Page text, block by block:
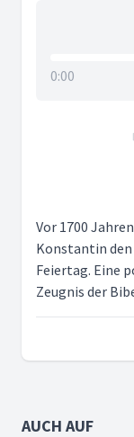
0:00
Vor 1700
Konstantin
Feiertag. Eine
Zeugnis der
AUCH AUF